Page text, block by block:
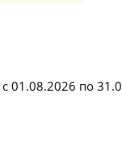
01.08.2026 по